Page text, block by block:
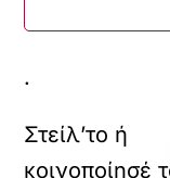
.